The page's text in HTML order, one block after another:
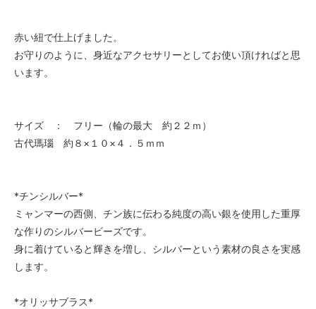
赤い紐で仕上げました。
お守りのように、身近なアクセサリーとしてお使い頂ければと思
います。
サイズ ： フリー（輪の最大 約２２ｍ）
古代瑪瑙 約８×１０×４．５ｍｍ
*チンシルバー*
ミャンマーの西側、チン族に伝わる純度の高い銀を使用した重厚
な作りのシルバービーズです。
身に着けていると輝きを増し、シルバーという素材の良さを実感
します。
*オリッサブラス*